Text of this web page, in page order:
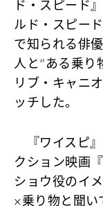
ド・スピード
ルド・スピー
で知られる俳
人と“ある乗り
リブ・キャニ
ッチした。
『ワイスピ
クション映画
ショウ役のイ
×乗り物と聞い